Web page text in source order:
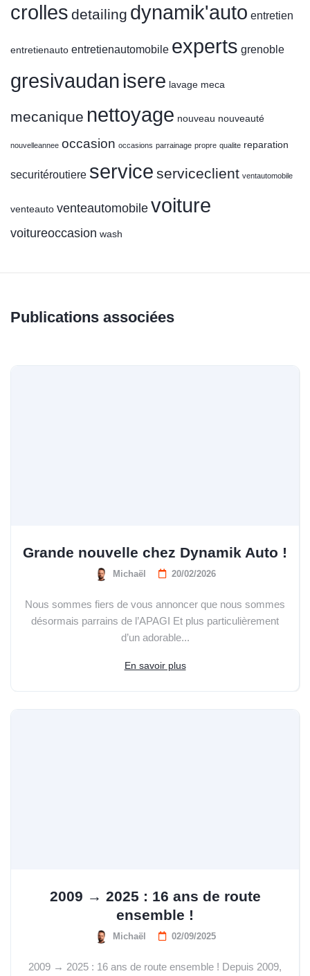
crolles detailing dynamik'auto entretien
entretienauto entretienautomobile experts grenoble
gresivaudan isere lavage meca
mecanique nettoyage nouveau nouveauté
nouvelleannee occasion occasions parrainage propre qualite reparation
securitéroutiere service serviceclient ventautomobile
venteauto venteautomobile voiture
voitureoccasion wash
Publications associées
Grande nouvelle chez Dynamik Auto !
Michaël 20/02/2026
Nous sommes fiers de vous annoncer que nous sommes
désormais parrains de l’APAGI Et plus particulièrement
d’un adorable...
En savoir plus
2009 → 2025 : 16 ans de route
ensemble !
Michaël 02/09/2025
2009 → 2025 : 16 ans de route ensemble ! Depuis 2009,